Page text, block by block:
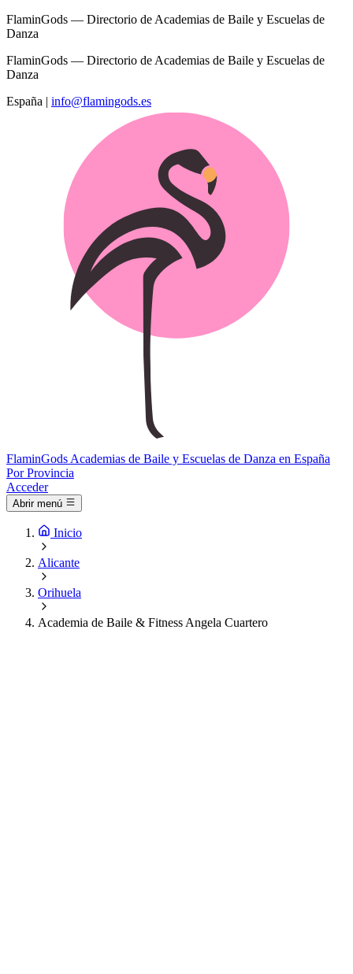
FlaminGods — Directorio de Academias de Baile y Escuelas de
Danza
FlaminGods — Directorio de Academias de Baile y Escuelas de
Danza
España | info@flamingods.es
FlaminGods Academias de Baile y Escuelas de Danza en España
Por Provincia
Acceder
Abrir menú
Inicio
Alicante
Orihuela
Academia de Baile & Fitness Angela Cuartero